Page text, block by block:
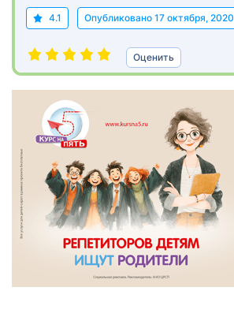
4.1 Опубликовано 17 октября, 2020
Оценить